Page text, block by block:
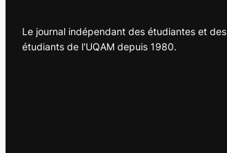
Le journal indépendant des étudiantes et des
étudiants de l'UQAM depuis 1980.